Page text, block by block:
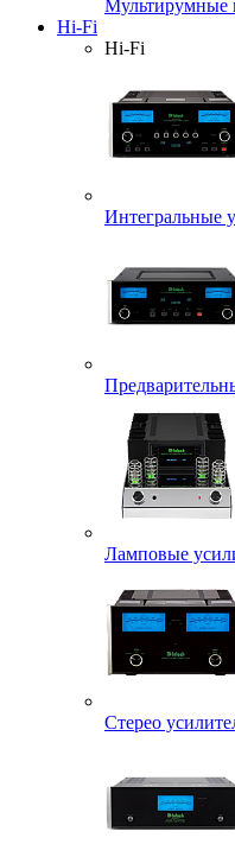
Мультирумные
Hi-Fi
Hi-Fi
Интегральные
Ламповые
Стерео